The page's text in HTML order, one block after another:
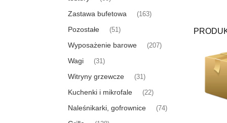
Zastawa bufetowa (163)
Pozostałe (51)
Wyposażenie barowe (207)
Wagi (31)
Witryny grzewcze (31)
Kuchenki i mikrofale (22)
Naleśnikarki, gofrownice (74)